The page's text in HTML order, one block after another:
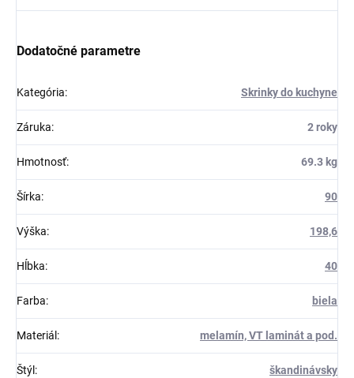
Dodatočné parametre
Kategória: Skrinky do kuchyne
Záruka: 2 roky
Hmotnosť: 69.3 kg
Šírka: 90
Výška: 198,6
Hĺbka: 40
Farba: biela
Materiál : melamín, VT laminát a pod.
Štýl : škandinávsky